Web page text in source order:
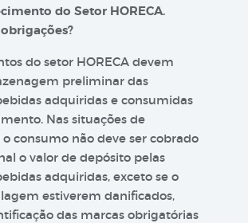
do Setor HORECA.
do setor HORECA devem
preliminar das
adquiridas e consumidas
Nas situações de
consumo não deve ser cobrado
o valor de depósito pelas
adquiridas, exceto se o
estiverem danificados,
das marcas obrigatórias